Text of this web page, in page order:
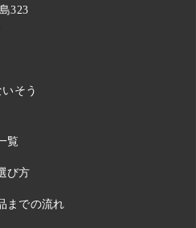
323
そう
覧
び方
までの流れ